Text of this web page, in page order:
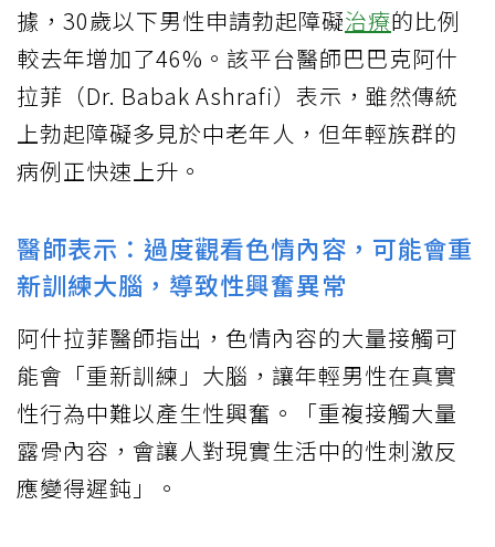
據，30歲以下男性申請勃起障礙治療的比例
較去年增加了46%。該平台醫師巴巴克阿什
拉菲（Dr. Babak Ashrafi）表示，雖然傳統
上勃起障礙多見於中老年人，但年輕族群的
病例正快速上升。
醫師表示：過度觀看色情內容，可能會重
新訓練大腦，導致性興奮異常
阿什拉菲醫師指出，色情內容的大量接觸可
能會「重新訓練」大腦，讓年輕男性在真實
性行為中難以產生性興奮。「重複接觸大量
露骨內容，會讓人對現實生活中的性刺激反
應變得遲鈍」。